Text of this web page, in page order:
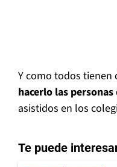
Y como todos tienen
hacerlo las
asistidos en los
Te puede